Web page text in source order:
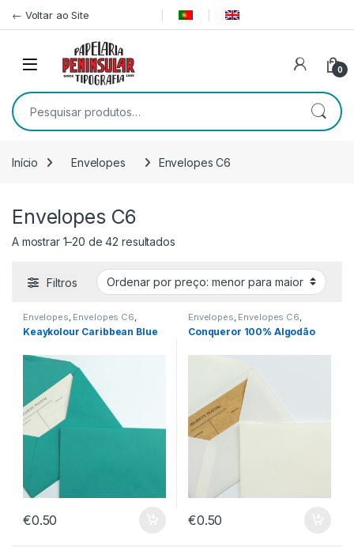
← Voltar ao Site
0
Pesquisar por:
Início Envelopes Envelopes C6
Envelopes C6
A mostrar 1–20 de 42 resultadosOrdenado por preço: menor para
Filtros
Envelopes, Envelopes C6,
Envelopes sem Impressão
Keaykolour Caribbean Blue
€0.50
Envelopes, Envelopes C6,
Envelopes sem Impressão
Conqueror 100% Algodão
€0.50